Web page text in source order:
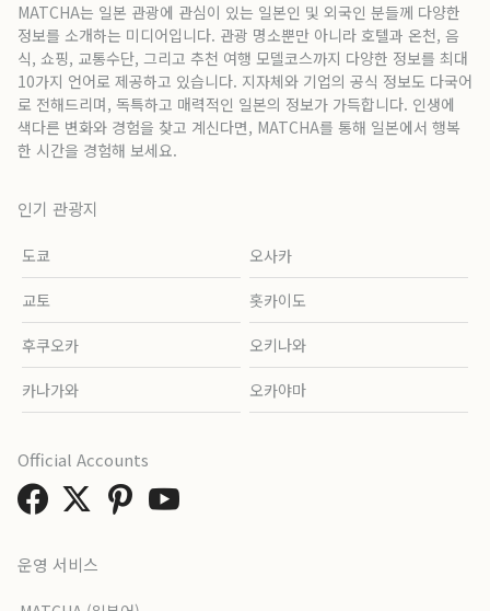
MATCHA는 일본 관광에 관심이 있는 일본인 및 외국인 분들께 다양한
정보를 소개하는 미디어입니다. 관광 명소뿐만 아니라 호텔과 온천, 음
식, 쇼핑, 교통수단, 그리고 추천 여행 모델코스까지 다양한 정보를 최대
10가지 언어로 제공하고 있습니다. 지자체와 기업의 공식 정보도 다국어
로 전해드리며, 독특하고 매력적인 일본의 정보가 가득합니다. 인생에
색다른 변화와 경험을 찾고 계신다면, MATCHA를 통해 일본에서 행복
한 시간을 경험해 보세요.
인기 관광지
도쿄 오사카
교토 홋카이도
후쿠오카 오키나와
카나가와 오카야마
운영 서비스
Official Accounts